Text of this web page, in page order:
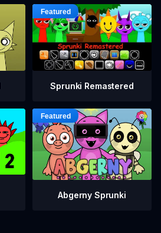
Sprunki Remastered
Abgerny Sprunki